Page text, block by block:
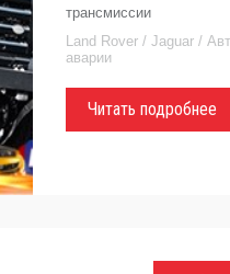
трансмиссии
Land Rover / Jaguar /
аварии
Читать подробнее